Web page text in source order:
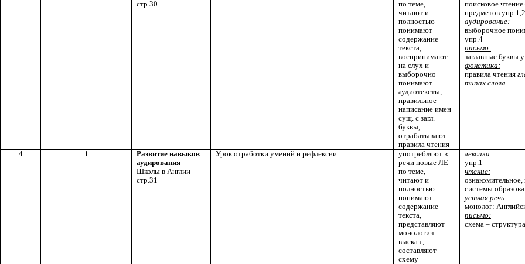
стр.30
по теме,
читают и
полностью
понимают
содержание
текста,
воспринимают
на слух и
выборочно
понимают
аудиотексты,
правильное
написание имен
сущ. с загл.
буквы,
отрабатывают
правила чтения
поисковое
предметов упр.1,2
аудирование:
выборочное
упр.4
письмо:
заглавные буквы
фонетика:
правила чтения
типах слога
4 1
Развитие навыков
аудирования
Школы в Англии
стр.31
Урок отработки умений и рефлексии
употребляют в
речи новые ЛЕ
по теме,
читают и
полностью
понимают
содержание
текста,
представляют
монологич.
высказ.,
составляют
схему
лексика:
упр.1
чтение:
системы
устная речь:
монолог:
письмо:
схема –